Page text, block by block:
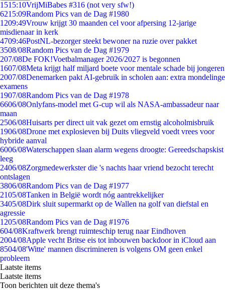
1515:10VrijMiBabes #316 (not very sfw!)
6215:09Random Pics van de Dag #1980
1209:49Vrouw krijgt 30 maanden cel voor afpersing 12-jarige
misdienaar in kerk
4709:46PostNL-bezorger steekt bewoner na ruzie over pakket
3508/08Random Pics van de Dag #1979
207/08De FOK!Voetbalmanager 2026/2027 is begonnen
1607/08Meta krijgt half miljard boete voor mentale schade bij jongeren
2007/08Denemarken pakt AI-gebruik in scholen aan: extra mondelinge
examens
1907/08Random Pics van de Dag #1978
6606/08Onlyfans-model met G-cup wil als NASA-ambassadeur naar
maan
2506/08Huisarts per direct uit vak gezet om ernstig alcoholmisbruik
1906/08Drone met explosieven bij Duits vliegveld voedt vrees voor
hybride aanval
6006/08Waterschappen slaan alarm wegens droogte: Gereedschapskist
leeg
2406/08Zorgmedewerkster die 's nachts haar vriend bezocht terecht
ontslagen
3806/08Random Pics van de Dag #1977
2105/08Tanken in België wordt nóg aantrekkelijker
3405/08Dirk sluit supermarkt op de Wallen na golf van diefstal en
agressie
1205/08Random Pics van de Dag #1976
604/08Kraftwerk brengt ruimteschip terug naar Eindhoven
2004/08Apple vecht Britse eis tot inbouwen backdoor in iCloud aan
8504/08'Witte' mannen discrimineren is volgens OM geen enkel
probleem
Laatste items
Laatste items
Toon berichten uit deze thema's